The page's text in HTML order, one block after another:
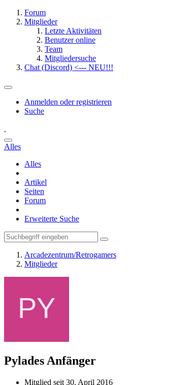
Forum
Mitglieder
Letzte Aktivitäten
Benutzer online
Team
Mitgliedersuche
Chat (Discord) <--- NEU!!!
Anmelden oder registrieren
Suche
Alles
Alles
Artikel
Seiten
Forum
Erweiterte Suche
Arcadezentrum/Retrogamers
Mitglieder
Pylades Anfänger
Mitglied seit 30. April 2016